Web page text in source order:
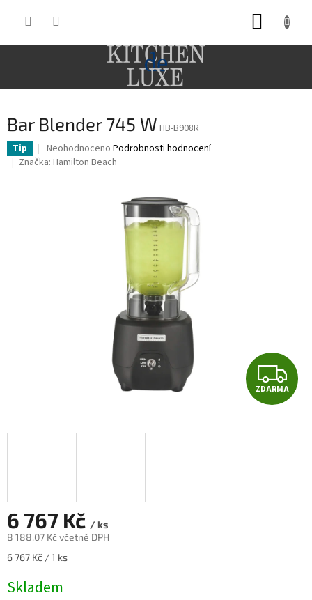
Bar Blender 745 W HB-B908R
Tip
Průměrné
hodnocení
Neohodnoceno Podrobnosti hodnocení
Značka: Hamilton Beach
Z
D
ZDARMA
6 767 Kč / ks
8 188,07 Kč včetně DPH
Měrná
6 767 Kč / 1 ks
Skladem